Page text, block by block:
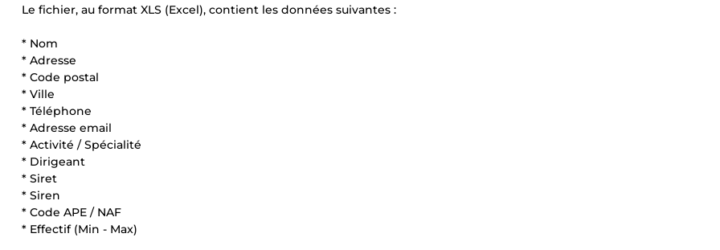
Le fichier, au format XLS (Excel), contient les données suivantes :
* Nom
* Adresse
* Code postal
* Ville
* Téléphone
* Adresse email
* Activité / Spécialité
* Dirigeant
* Siret
* Siren
* Code APE / NAF
* Effectif (Min - Max)